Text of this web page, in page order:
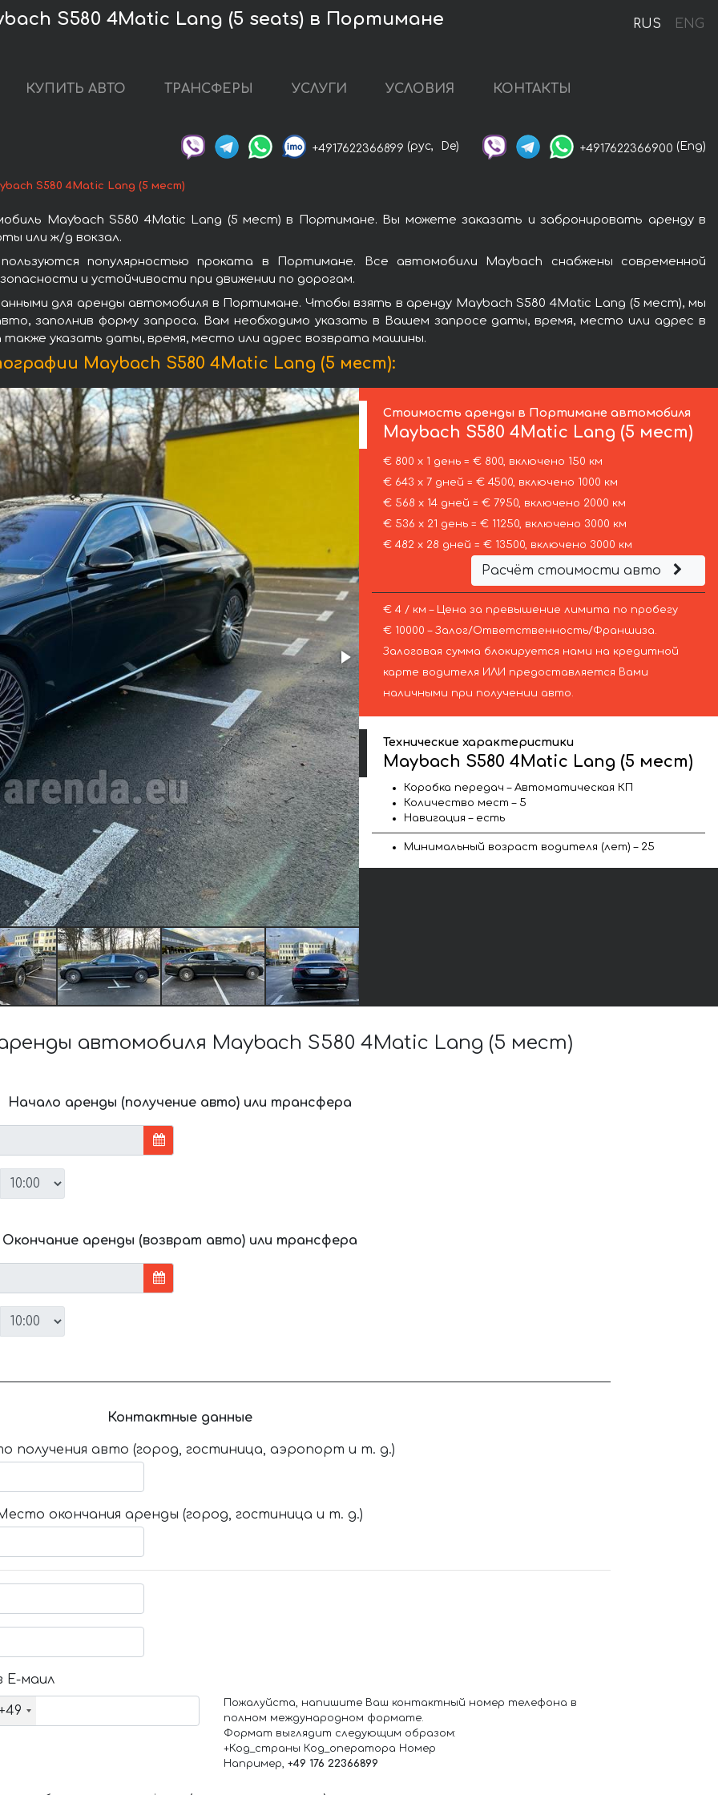
RUS ENG
S580 4Matic Lang (5 seats) в Портимане
КУПИТЬ АВТО ТРАНСФЕРЫ УСЛУГИ УСЛОВИЯ КОНТАКТЫ
+4917622366899 (рус, De) +4917622366900 (Eng)
S580 4Matic Lang (5 мест)
Maybach S580 4Matic Lang (5 мест) в Портимане. Вы можете заказать и забронировать аренду в
или ж/д вокзал.
популярностью проката в Портимане. Все автомобили Maybach снабжены современной
и устойчивости при движении по дорогам.
для аренды автомобиля в Портимане. Чтобы взять в аренду Maybach S580 4Matic Lang (5 мест), мы
заполнив форму запроса. Вам необходимо указать в Вашем запросе даты, время, место или адрес в
указать даты, время, место или адрес возврата машины.
Maybach S580 4Matic Lang (5 мест):
Стоимость аренды в Портимане автомобиля
Maybach S580 4Matic Lang (5 мест)
€ 800 х 1 день = € 800, включено 150 км
€ 643 х 7 дней = € 4500, включено 1000 км
€ 568 х 14 дней = € 7950, включено 2000 км
€ 536 х 21 день = € 11250, включено 3000 км
€ 482 х 28 дней = € 13500, включено 3000 км
Расчёт стоимости авто
€ 4 / км – Цена за превышение лимита по пробегу
€ 10000 – Залог/Ответственность/Франшиза.
Залоговая сумма блокируется нами на кредитной
карте водителя ИЛИ предоставляется Вами
наличными при получении авто.
Технические характеристики
Maybach S580 4Matic Lang (5 мест)
Коробка передач – Автоматическая КП
Количество мест – 5
Навигация – есть
Минимальный возраст водителя (лет) – 25
автомобиля Maybach S580 4Matic Lang (5 мест)
Начало аренды (получение авто) или трансфера
Окончание аренды (возврат авто) или трансфера
Контактные данные
получения авто (город, гостиница, аэропорт и т. д.)
окончания аренды (город, гостиница и т. д.)
Е-маил
Пожалуйста, напишите Ваш контактный номер телефона в
полном международном формате.
Формат выглядит следующим образом:
+Код_страны Код_оператора Номер
Например, +49 176 22366899